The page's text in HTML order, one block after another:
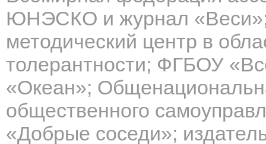
ЮНЭСКО и журнал
методический центр в
толерантности; ФГБОУ
«Океан»;
общественного
«Добрые соседи»;